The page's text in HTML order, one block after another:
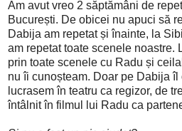
Am avut vreo 2 săptămâni de
București. De obicei nu apuci să
Dabija am repetat și înainte, la
am repetat toate scenele noastre.
prin toate scenele cu Radu și
nu îi cunoșteam. Doar pe Dabija îl
lucrasem în teatru ca regizor, de
întâlnit în filmul lui Radu ca